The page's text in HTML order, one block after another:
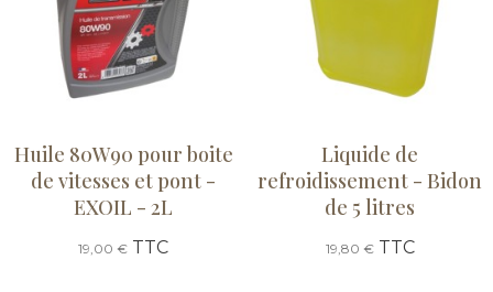
Huile 80W90 pour boite
de vitesses et pont -
EXOIL - 2L
19,00 € TTC
Liquide de
refroidissement - Bidon
de 5 litres
19,80 €TTC